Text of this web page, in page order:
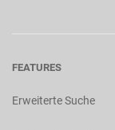
FEATURES
Erweiterte Suche